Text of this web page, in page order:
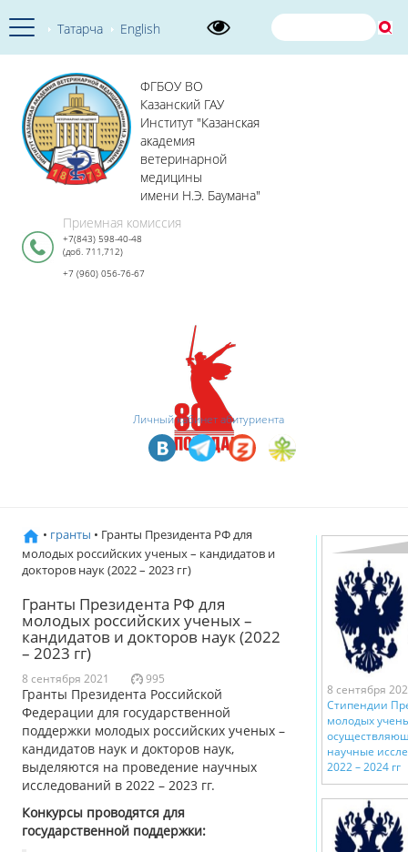
Татарча English
ФГБОУ ВО
Казанский ГАУ
Институт "Казанская
академия
ветеринарной
медицины
имени Н.Э. Баумана"
Приемная комиссия
+7(843) 598-40-48
(доб. 711,712)
+7 (960) 056-76-67
Личный кабинет абитуриента
• гранты • Гранты Президента РФ для
молодых российских ученых – кандидатов и
докторов наук (2022 – 2023 гг)
Гранты Президента РФ для
молодых российских ученых –
кандидатов и докторов наук (2022
– 2023 гг)
8 сентября 2021 995
Гранты Президента Российской
Федерации для государственной
поддержки молодых российских ученых –
кандидатов наук и докторов наук,
выделяются на проведение научных
исследований в 2022 – 2023 гг.
Конкурсы проводятся для
государственной поддержки:
8 сентября
Стипендии
молодых
научные
2022 – 2024 гг